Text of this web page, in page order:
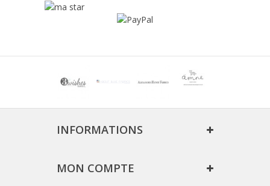
INFORMATIONS
MON COMPTE